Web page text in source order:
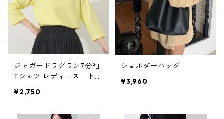
ジャガードラグラン7分袖
Tシャツ レディース トッ
¥2,750
ショルダーバッグ
¥3,960